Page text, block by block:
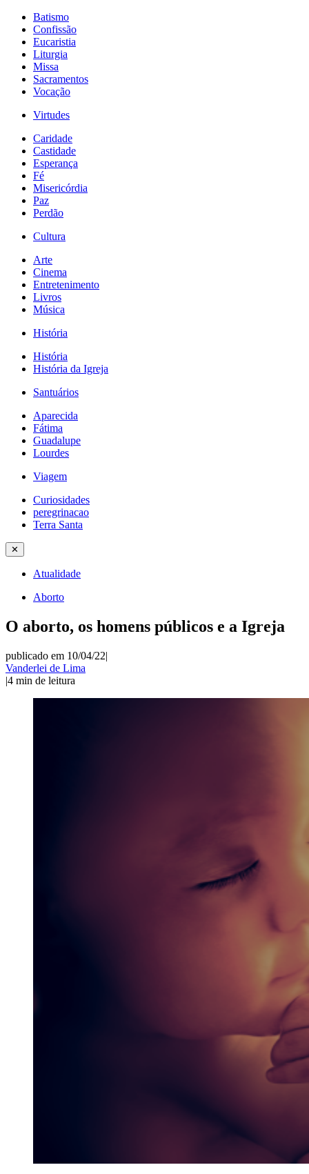
Batismo
Confissão
Eucaristia
Liturgia
Missa
Sacramentos
Vocação
Virtudes
Caridade
Castidade
Esperança
Fé
Misericórdia
Paz
Perdão
Cultura
Arte
Cinema
Entretenimento
Livros
Música
História
História
História da Igreja
Santuários
Aparecida
Fátima
Guadalupe
Lourdes
Viagem
Curiosidades
peregrinacao
Terra Santa
✕
Atualidade
Aborto
O aborto, os homens públicos e a Igreja
publicado em 10/04/22|
Vanderlei de Lima
|4 min de leitura